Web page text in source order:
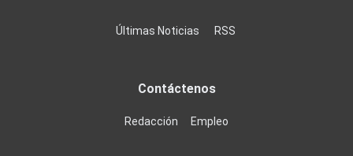
Últimas Noticias RSS
Contáctenos
Redacción Empleo